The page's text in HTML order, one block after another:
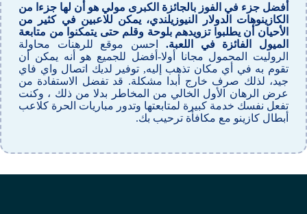
أفضل جزء في الفوز بالجائزة الكبرى مولي هو أن لها جزءا من
الكازينوهات الدولار النيوزيلندي، يمكن للاعبين في كثير من
الأحيان أن يطلبوا تزويدهم بلوحة وقلم حتى يتمكنوا من متابعة
الميول الفائزة في اللعبة.
احسن موقع للرهنات محاولة
الروليت المحمول مجانا أولا-أفضل للجميع هو أنه يمكن أن
تقوم به في أي مكان تذهب إليه, توفير لديك اتصال واي فاي
جيد، لذلك صرف خارج أبدا مشكلة. قد تفضل الاستفادة من
عرض الرهان الأول الخالي من المخاطر بدلا من ذلك ، وكنت
تفعل نفسك خدمة كبيرة لمتابعتها وتدور مباريات الحرة كلاعب
أبطال كازينو مع مكافأة ترحيب بك.